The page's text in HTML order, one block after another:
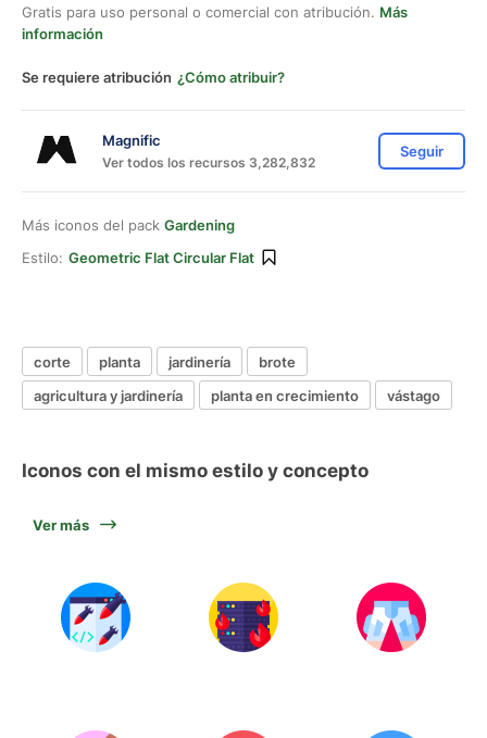
Gratis para uso personal o comercial con atribución. Más
información
Se requiere atribución ¿Cómo atribuir?
Magnific
Ver todos los recursos 3,282,832
Seguir
Más iconos del pack Gardening
Estilo: Geometric Flat Circular Flat
corte planta jardinería
brote
agricultura y jardinería
planta en crecimiento vástago
Iconos con el mismo estilo y concepto
Ver más